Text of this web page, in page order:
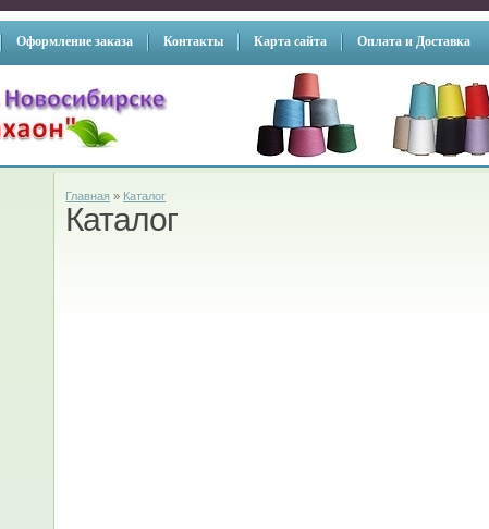
Оформление заказа Контакты Карта сайта Оплата и Доставка
Главная » Каталог
Каталог